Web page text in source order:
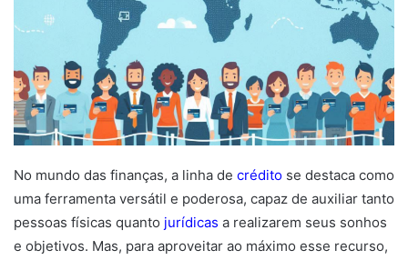
No mundo das finanças, a linha de crédito se destaca como
uma ferramenta versátil e poderosa, capaz de auxiliar tanto
pessoas físicas quanto jurídicas a realizarem seus sonhos
e objetivos. Mas, para aproveitar ao máximo esse recurso,